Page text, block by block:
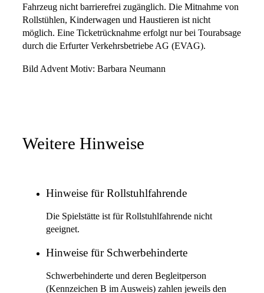
Fahrzeug nicht barrierefrei zugänglich. Die Mitnahme von
Rollstühlen, Kinderwagen und Haustieren ist nicht
möglich. Eine Ticketrücknahme erfolgt nur bei Tourabsage
durch die Erfurter Verkehrsbetriebe AG (EVAG).
Bild Advent Motiv: Barbara Neumann
Weitere Hinweise
Hinweise für Rollstuhlfahrende
Die Spielstätte ist für Rollstuhlfahrende nicht
geeignet.
Hinweise für Schwerbehinderte
Schwerbehinderte und deren Begleitperson
(Kennzeichen B im Ausweis) zahlen jeweils den